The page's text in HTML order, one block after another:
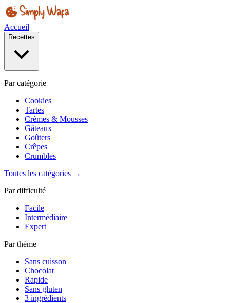
Accueil
Recettes
Par catégorie
Cookies
Tartes
Crèmes & Mousses
Gâteaux
Goûters
Crêpes
Crumbles
Toutes les catégories →
Par difficulté
Facile
Intermédiaire
Expert
Par thème
Sans cuisson
Chocolat
Rapide
Sans gluten
3 ingrédients